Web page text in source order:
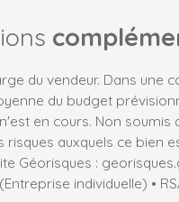
du vendeur. Dans une
du budget
en cours. Non soumis
risques auxquels ce bien
Géorisques :
individuelle) •